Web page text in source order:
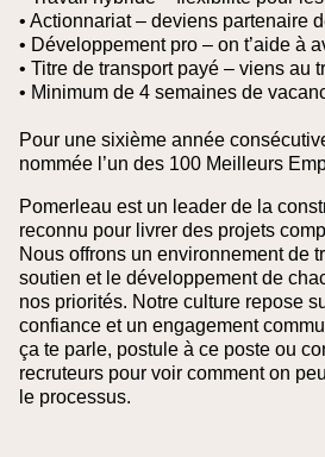
• Actionnariat – deviens partenaire
• Développement pro – on t’aide à
• Titre de transport payé – viens au
• Minimum de 4 semaines de
Pour une sixième année
nommée l’un des 100 Meilleurs
Pomerleau est un leader de la
reconnu pour livrer des projets
Nous offrons un environnement de
soutien et le développement de
nos priorités. Notre culture repose
confiance et un engagement
ça te parle, postule à ce poste ou
recruteurs pour voir comment on
le processus.